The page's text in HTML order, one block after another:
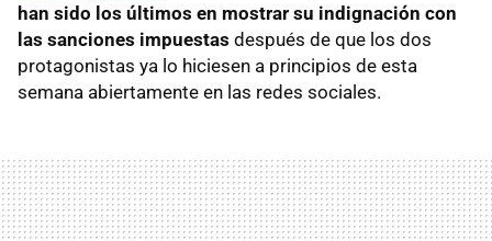
han sido los últimos en mostrar su indignación con
las sanciones impuestas después de que los dos
protagonistas ya lo hiciesen a principios de esta
semana abiertamente en las redes sociales.